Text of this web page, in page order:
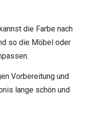
die Farbe nach
so die Möbel oder
Vorbereitung und
lange schön und